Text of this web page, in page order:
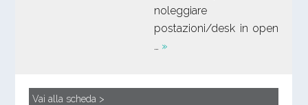
noleggiare
postazioni/desk in open
… »
Vai alla scheda >